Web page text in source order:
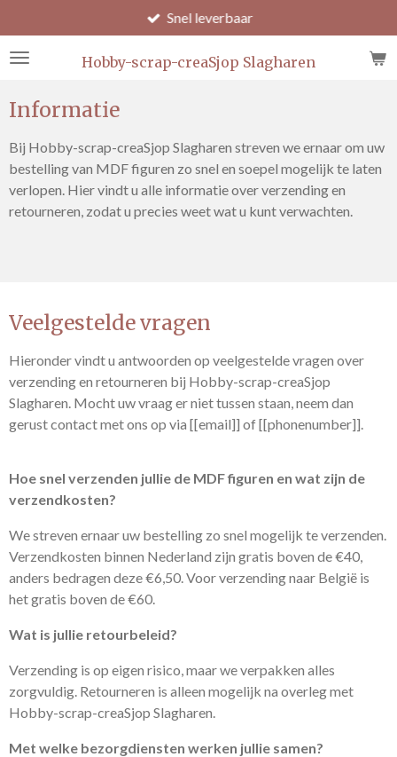
direct
naar
hoofdinhoud
Hobby-scrap-creaSjop Slagharen
Snel leverbaar
Informatie
Bij Hobby-scrap-creaSjop Slagharen streven we ernaar om uw
bestelling van MDF figuren zo snel en soepel mogelijk te laten
verlopen. Hier vindt u alle informatie over verzending en
retourneren, zodat u precies weet wat u kunt verwachten.
Veelgestelde vragen
Hieronder vindt u antwoorden op veelgestelde vragen over
verzending en retourneren bij Hobby-scrap-creaSjop
Slagharen. Mocht uw vraag er niet tussen staan, neem dan
gerust contact met ons op via [[email]] of [[phonenumber]].
Hoe snel verzenden jullie de MDF figuren en wat zijn de
verzendkosten?
We streven ernaar uw bestelling zo snel mogelijk te verzenden.
Verzendkosten binnen Nederland zijn gratis boven de €40,
anders bedragen deze €6,50. Voor verzending naar België is
het gratis boven de €60.
Wat is jullie retourbeleid?
Verzending is op eigen risico, maar we verpakken alles
zorgvuldig. Retourneren is alleen mogelijk na overleg met
Hobby-scrap-creaSjop Slagharen.
Met welke bezorgdiensten werken jullie samen?